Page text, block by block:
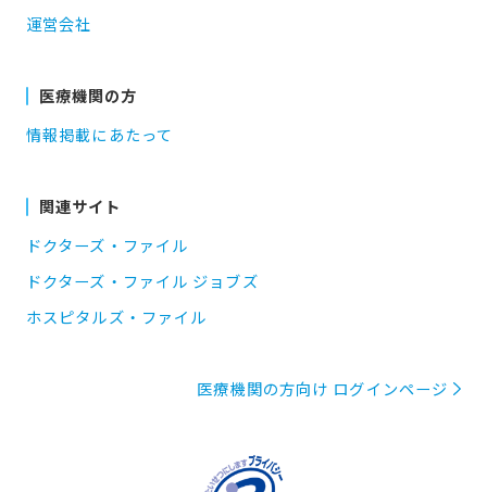
運営会社
医療機関の方
情報掲載にあたって
関連サイト
ドクターズ・ファイル
ドクターズ・ファイル ジョブズ
ホスピタルズ・ファイル
医療機関の方向け ログインページ